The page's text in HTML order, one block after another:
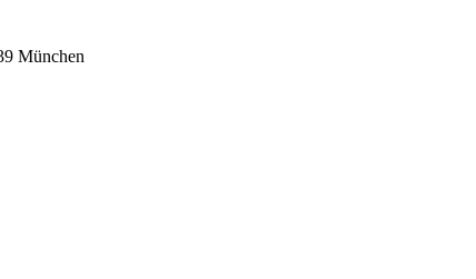
München